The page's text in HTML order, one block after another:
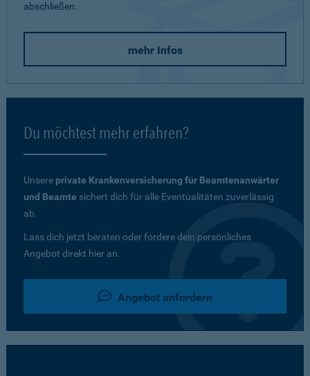
abschließen.
mehr Infos
Du möchtest mehr erfahren?
Unsere private Krankenversicherung für Beamtenanwärter
und Beamte sichert dich für alle Eventualitäten zuverlässig
ab.
Lass dich jetzt beraten oder fordere dein persönliches
Angebot direkt hier an.
Angebot anfordern